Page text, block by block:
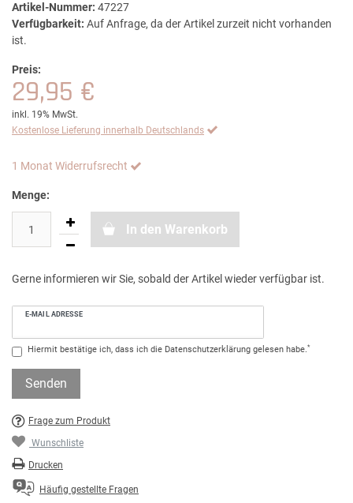
Artikel-Nummer: 47227
Verfügbarkeit: Auf Anfrage, da der Artikel zurzeit nicht vorhanden
ist.
Preis:
29,95 €
inkl. 19% MwSt.
Kostenlose Lieferung innerhalb Deutschlands
1 Monat Widerrufsrecht
Menge:
In den Warenkorb
Gerne informieren wir Sie, sobald der Artikel wieder verfügbar ist.
E-MAIL ADRESSE
Hiermit bestätige ich, dass ich die Daten­schutz­erklärung gelesen habe.*
Senden
Frage zum Produkt
Wunschliste
Drucken
Häufig gestellte Fragen